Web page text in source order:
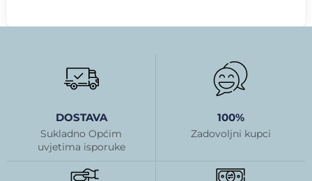
DOSTAVA
Sukladno Općim
uvjetima isporuke
100%
Zadovoljni kupci